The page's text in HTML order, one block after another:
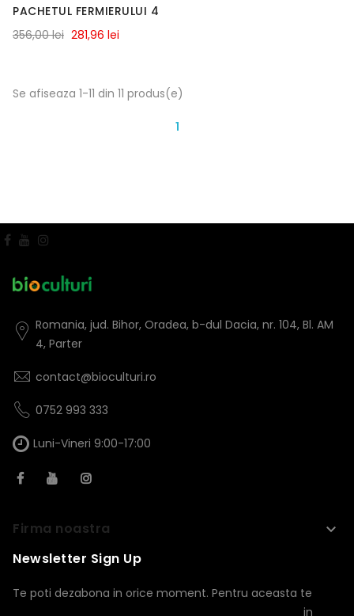
PACHETUL FERMIERULUI 4
356,00 lei 281,96 lei
Se afiseaza 1-11 din 11 produs(e)
1
Romania, jud. Bihor, Oradea, b-dul Dacia, nr. 104, Bl. AM
4, Parter
contact@bioculturi.ro
0752 993 333
Luni-Vineri 9:00-17:00
Firma noastra keyboard_arrow_down
Newsletter Sign Up
Te poti dezabona in orice moment. Pentru aceasta te
rugam sa folosesti informatiile noastre de contact din